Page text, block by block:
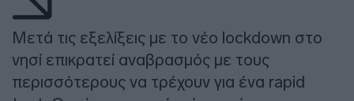
Μετά τις εξελίξεις με το νέο lockdown στο
νησί επικρατεί αναβρασμός με τους
περισσότερους να τρέχουν για ένα rapid